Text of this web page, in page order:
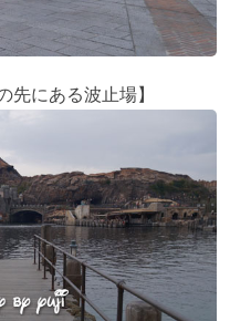
先にある波止場】